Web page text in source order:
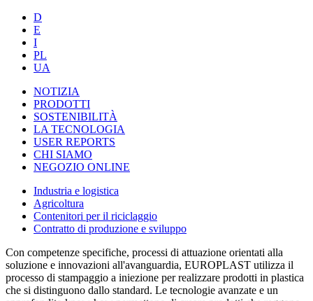
D
E
I
PL
UA
NOTIZIA
PRODOTTI
SOSTENIBILITÀ
LA TECNOLOGIA
USER REPORTS
CHI SIAMO
NEGOZIO ONLINE
Industria e logistica
Agricoltura
Contenitori per il riciclaggio
Contratto di produzione e sviluppo
Con competenze specifiche, processi di attuazione orientati alla
soluzione e innovazioni all'avanguardia, EUROPLAST utilizza il
processo di stampaggio a iniezione per realizzare prodotti in plastica
che si distinguono dallo standard. Le tecnologie avanzate e un